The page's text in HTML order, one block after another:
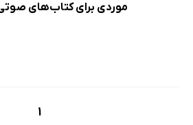
موردی برای کتاب‌های
1